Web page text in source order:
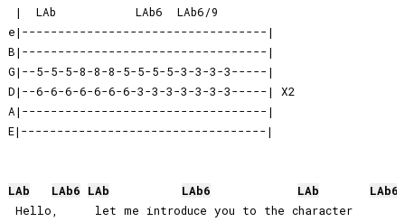
|  LAb           LAb6  LAb6/9
e|----------------------------------|
B|----------------------------------|
G|--5-5-5-8-8-8-5-5-5-5-3-3-3-3-----|
D|--6-6-6-6-6-6-6-3-3-3-3-3-3-3-----| X2
A|----------------------------------|
E|----------------------------------|
LAb LAb6 LAb LAb6 LAb LAb6
Hello,     let me introduce you to the character